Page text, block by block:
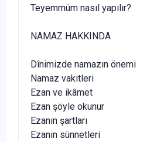
Teyemmüm nasıl yapılır?
NAMAZ HAKKINDA
Dînimizde namazın önemi
Namaz vakitleri
Ezan ve ikâmet
Ezan şöyle okunur
Ezanın şartları
Ezanın sünnetleri